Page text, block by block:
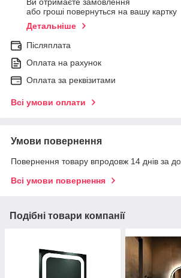
Ви отримаєте замовлення
або гроші повернуться на вашу картку
Детальніше
Післяплата
Оплата на рахунок
Оплата за реквізитами
Всі умови оплати
Умови повернення
Повернення товару впродовж 14 днів за
Всі умови повернення
Подібні товари компанії